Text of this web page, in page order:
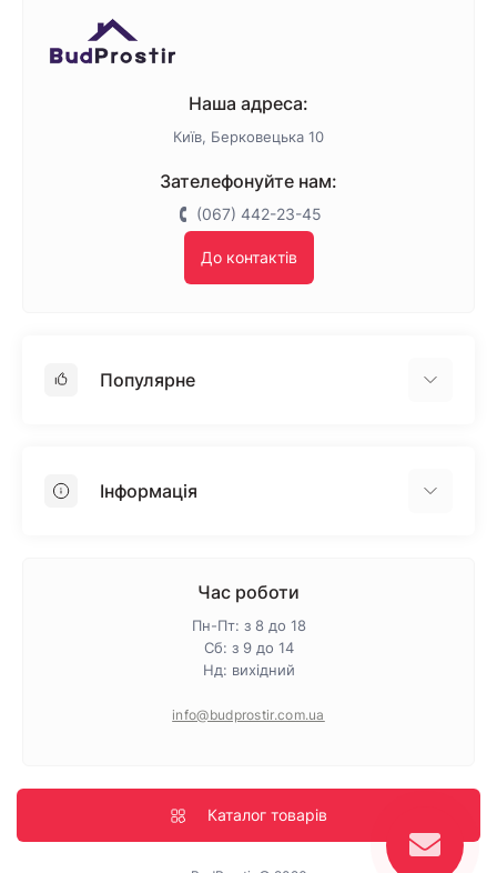
Наша адреса:
Київ, Берковецька 10
Зателефонуйте нам:
(067) 442-23-45
До контактів
Популярне
ПінопластІнформація
Гарантія та повернення
Політика конфіденційності
Час роботи
Пн-Пт: з 8 до 18
Сб: з 9 до 14
Нд: вихідний
info@budprostir.com.ua
Каталог товарів